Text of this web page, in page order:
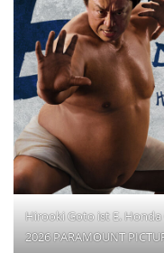
Hirooki Goto ist E.
2026 PARAMOUNT